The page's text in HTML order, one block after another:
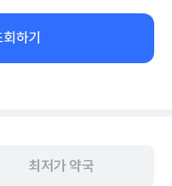
하기
최저가 약국